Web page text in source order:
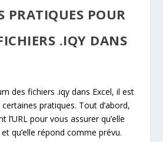
PRATIQUES POUR
.IQY DANS
des fichiers .iqy dans Excel, il est
pratiques. Tout d’abord,
l’URL pour vous assurer qu’elle
qu’elle répond comme prévu.